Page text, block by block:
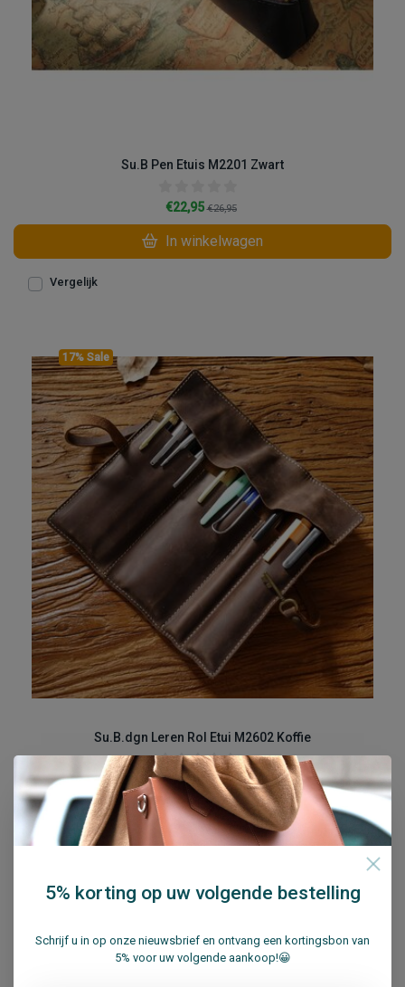
Su.B Pen Etuis M2201 Zwart
€22,95€26,95
In winkelwagen
Vergelijk
17% Sale
Su.B.dgn Leren Rol Etui M2602 Koffie
€23,95€28,95
In winkelwagen
5% korting op uw volgende bestelling
Schrijf u in op onze nieuwsbrief en ontvang een kortingsbon van
5% voor uw volgende aankoop!😀